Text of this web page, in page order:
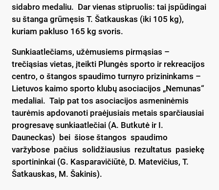
sidabro medaliu. Dar vienas stipruolis: tai įspūdingai
su štanga grūmęsis T. Šatkauskas (iki 105 kg),
kuriam pakluso 165 kg svoris.
Sunkiaatlečiams, užėmusiems pirmąsias –
trečiąsias vietas, įteikti Plungės sporto ir rekreacijos
centro, o štangos spaudimo turnyro prizininkams –
Lietuvos kaimo sporto klubų asociacijos „Nemunas“
medaliai. Taip pat tos asociacijos asmeninėmis
taurėmis apdovanoti praėjusiais metais sparčiausiai
progresavę sunkiaatlečiai (A. Butkutė ir I.
Dauneckas) bei šiose štangos spaudimo
varžybose pačius solidžiausius rezultatus pasiekę
sportininkai (G. Kasparavičiūtė, D. Matevičius, T.
Šatkauskas, M. Šakinis).